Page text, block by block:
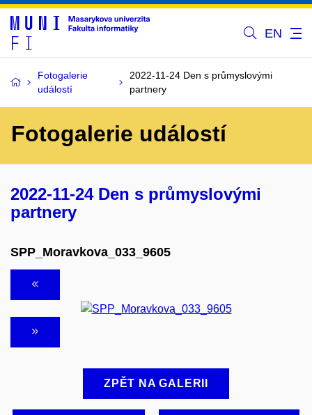
EN
Fotogalerie
událostí
2022-11-24 Den s průmyslovými
partnery
Fotogalerie událostí
2022-11-24 Den s průmyslovými
partnery
SPP_Moravkova_033_9605
ZPĚT NA GALERII